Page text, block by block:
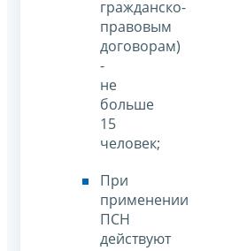
гражданско-
правовым
договорам)
-
не
больше
15
человек;
При
применении
ПСН
действуют